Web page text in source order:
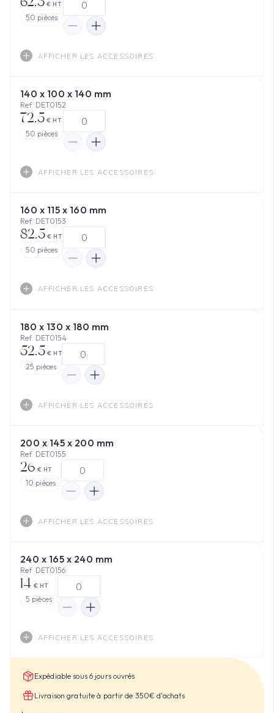
€ HT
50 pièces
AFFICHER LES ACCESSOIRES
140 x 100 x 140 mm
Ref. DET0152
72.5 € HT
50 pièces
AFFICHER LES ACCESSOIRES
160 x 115 x 160 mm
Ref. DET0153
82.5 € HT
50 pièces
AFFICHER LES ACCESSOIRES
180 x 130 x 180 mm
Ref. DET0154
52.5 € HT
25 pièces
AFFICHER LES ACCESSOIRES
200 x 145 x 200 mm
Ref. DET0155
26 € HT
10 pièces
AFFICHER LES ACCESSOIRES
240 x 165 x 240 mm
Ref. DET0156
14 € HT
5 pièces
AFFICHER LES ACCESSOIRES
Expédiable sous 6 jours ouvrés
Livraison gratuite à partir de 350€ d'achats